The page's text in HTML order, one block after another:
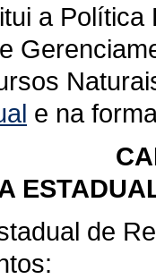
a
e na
de